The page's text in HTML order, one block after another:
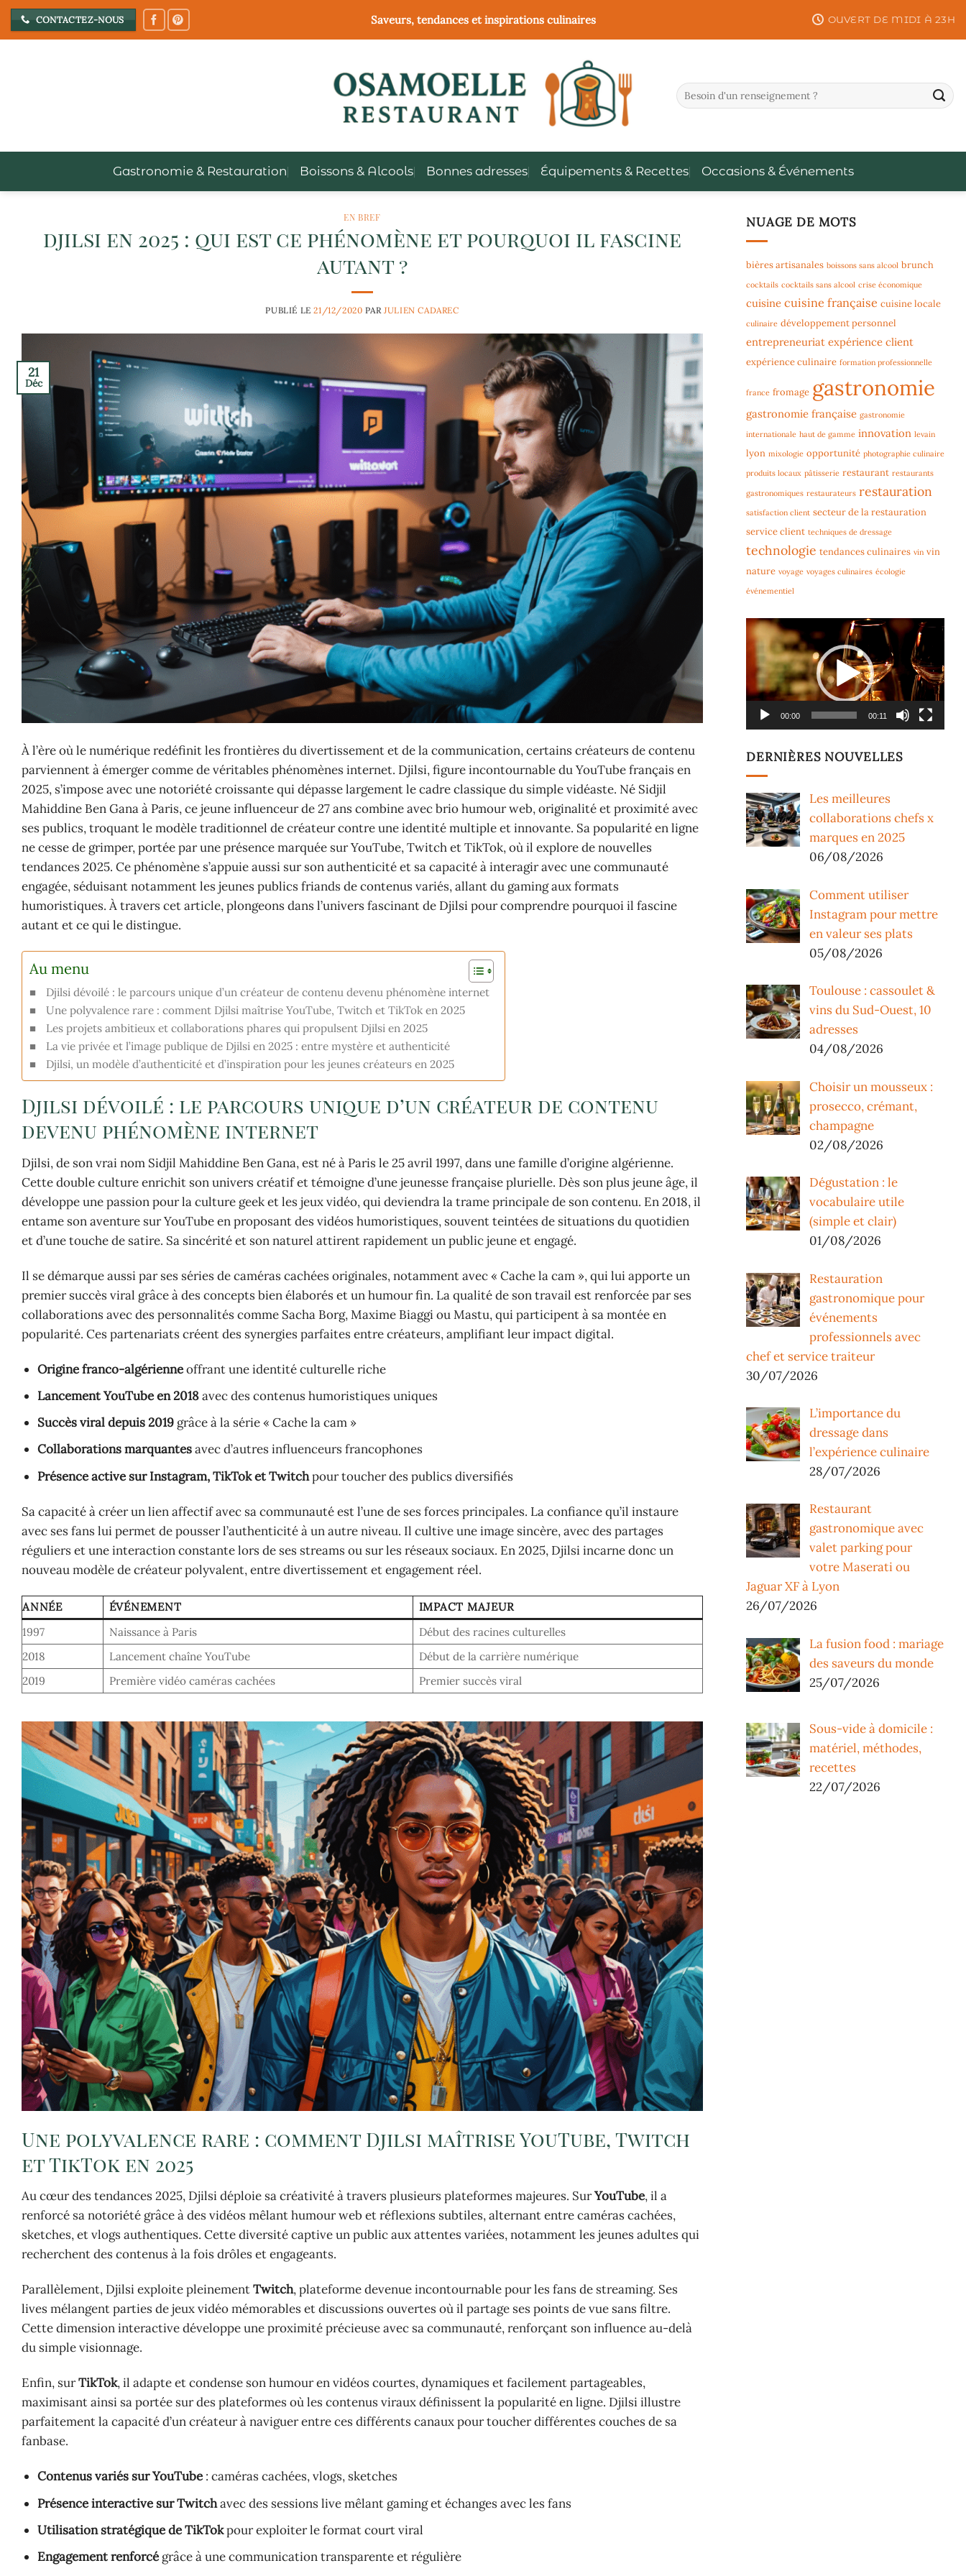
Passer
au
CONTACTEZ-NOUS Saveurs, tendances et inspirations culinaires OUVERT DE MIDI À 23H
Gastronomie & Restauration Boissons & Alcools Bonnes adresses Équipements & Recettes Occasions & Événements
EN BREF
djilsi en 2025 : qui est ce phénomène et pourquoi il fascine
autant ?
PUBLIÉ LE21/12/2020 PARJULIEN CADAREC
21
Déc
À l’ère où le numérique redéfinit les frontières du divertissement et de la communication, certains créateurs de contenu
parviennent à émerger comme de véritables phénomènes internet. Djilsi, figure incontournable du YouTube français en
2025, s’impose avec une notoriété croissante qui dépasse largement le cadre classique du simple vidéaste. Né Sidjil
Mahiddine Ben Gana à Paris, ce jeune influenceur de 27 ans combine avec brio humour web, originalité et proximité avec
ses publics, troquant le modèle traditionnel de créateur contre une identité multiple et innovante. Sa popularité en ligne
ne cesse de grimper, portée par une présence marquée sur YouTube, Twitch et TikTok, où il explore de nouvelles
tendances 2025. Ce phénomène s’appuie aussi sur son authenticité et sa capacité à interagir avec une communauté
engagée, séduisant notamment les jeunes publics friands de contenus variés, allant du gaming aux formats
humoristiques. À travers cet article, plongeons dans l’univers fascinant de Djilsi pour comprendre pourquoi il fascine
autant et ce qui le distingue.
Au menu
Djilsi dévoilé : le parcours unique d’un créateur de contenu devenu phénomène internet
Une polyvalence rare : comment Djilsi maîtrise YouTube, Twitch et TikTok en 2025
Les projets ambitieux et collaborations phares qui propulsent Djilsi en 2025
La vie privée et l’image publique de Djilsi en 2025 : entre mystère et authenticité
Djilsi, un modèle d’authenticité et d’inspiration pour les jeunes créateurs en 2025
Djilsi dévoilé : le parcours unique d’un créateur de contenu
devenu phénomène internet
Djilsi, de son vrai nom Sidjil Mahiddine Ben Gana, est né à Paris le 25 avril 1997, dans une famille d’origine algérienne.
Cette double culture enrichit son univers créatif et témoigne d’une jeunesse française plurielle. Dès son plus jeune âge, il
développe une passion pour la culture geek et les jeux vidéo, qui deviendra la trame principale de son contenu. En 2018, il
entame son aventure sur YouTube en proposant des vidéos humoristiques, souvent teintées de situations du quotidien
et d’une touche de satire. Sa sincérité et son naturel attirent rapidement un public jeune et engagé.
Il se démarque aussi par ses séries de caméras cachées originales, notamment avec « Cache la cam », qui lui apporte un
premier succès viral grâce à des concepts bien élaborés et un humour fin. La qualité de son travail est renforcée par ses
collaborations avec des personnalités comme Sacha Borg, Maxime Biaggi ou Mastu, qui participent à sa montée en
popularité. Ces partenariats créent des synergies parfaites entre créateurs, amplifiant leur impact digital.
Origine franco-algérienneoffrant une identité culturelle riche
Lancement YouTube en 2018avec des contenus humoristiques uniques
Succès viral depuis 2019 grâce à la série « Cache la cam »
Collaborations marquantesavec d’autres influenceurs francophones
Présence active sur Instagram, TikTok et Twitchpour toucher des publics diversifiés
Sa capacité à créer un lien affectif avec sa communauté est l’une de ses forces principales. La confiance qu’il instaure
avec ses fans lui permet de pousser l’authenticité à un autre niveau. Il cultive une image sincère, avec des partages
réguliers et une interaction constante lors de ses streams ou sur les réseaux sociaux. En 2025, Djilsi incarne donc un
nouveau modèle de créateur polyvalent, entre divertissement et engagement réel.
ANNÉE ÉVÉNEMENT
IMPACT MAJEUR
1997
Naissance à Paris
Début des racines culturelles
2018
Lancement chaîne YouTube
Début de la carrière numérique
2019
Première vidéo caméras cachées Premier succès viral
Une polyvalence rare : comment Djilsi maîtrise YouTube, Twitch
et TikTok en 2025
Au cœur des tendances 2025, Djilsi déploie sa créativité à travers plusieurs plateformes majeures. SurYouTube, il a
renforcé sa notoriété grâce à des vidéos mêlant humour web et réflexions subtiles, alternant entre caméras cachées,
sketches, et vlogs authentiques. Cette diversité captive un public aux attentes variées, notamment les jeunes adultes qui
recherchent des contenus à la fois drôles et engageants.
Parallèlement, Djilsi exploite pleinementTwitch, plateforme devenue incontournable pour les fans de streaming. Ses
lives mélangent parties de jeux vidéo mémorables et discussions ouvertes où il partage ses points de vue sans filtre.
Cette dimension interactive développe une proximité précieuse avec sa communauté, renforçant son influence au-delà
du simple visionnage.
Enfin, surTikTok, il adapte et condense son humour en vidéos courtes, dynamiques et facilement partageables,
maximisant ainsi sa portée sur des plateformes où les contenus viraux définissent la popularité en ligne. Djilsi illustre
parfaitement la capacité d’un créateur à naviguer entre ces différents canaux pour toucher différentes couches de sa
fanbase.
Contenus variés sur YouTube : caméras cachées, vlogs, sketches
Présence interactive sur Twitchavec des sessions live mêlant gaming et échanges avec les fans
Utilisation stratégique de TikTokpour exploiter le format court viral
Engagement renforcé grâce à une communication transparente et régulière
NUAGE DE MOTS
bières artisanales boissons sans alcool brunch
cocktails cocktails sans alcool crise économique
cuisine cuisine française cuisine locale
culinaire développement personnel
entrepreneuriat expérience client
expérience culinaire formation professionnelle
france fromage gastronomie
gastronomie française gastronomie
internationale haut de gamme innovation levain
lyon mixologie opportunité photographie culinaire
produits locaux pâtisserie restaurant restaurants
gastronomiques restaurateurs restauration
satisfaction client secteur de la restauration
service client techniques de dressage
technologie tendances culinaires vin vin
nature voyage voyages culinaires écologie
événementiel
Lecteur
vidéo
00:00 00:11
DERNIÈRES NOUVELLES
Les meilleures
collaborations chefs x
marques en 2025
06/08/2026
Comment utiliser
Instagram pour mettre
en valeur ses plats
05/08/2026
Toulouse : cassoulet &
vins du Sud-Ouest, 10
adresses
04/08/2026
Choisir un mousseux :
prosecco, crémant,
champagne
02/08/2026
Dégustation : le
vocabulaire utile
(simple et clair)
01/08/2026
Restauration
gastronomique pour
événements
professionnels avec
chef et service traiteur
30/07/2026
L’importance du
dressage dans
l’expérience culinaire
28/07/2026
Restaurant
gastronomique avec
valet parking pour
votre Maserati ou
Jaguar XF à Lyon
26/07/2026
La fusion food : mariage
des saveurs du monde
25/07/2026
Sous-vide à domicile :
matériel, méthodes,
recettes
22/07/2026